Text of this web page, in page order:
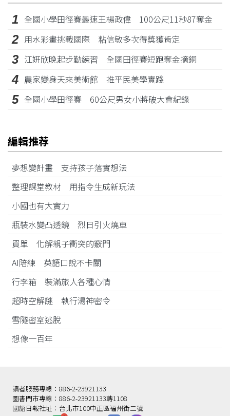
1 全國小學田徑賽最速王楊政偉 100公尺11秒87奪金
2 用水彩畫挑戰國際 粘信敏多次得獎獲肯定
3 江姸欣晚起步勤練習 全國田徑賽短跑奪金摘銅
4 農家變身天來美術館 推平民美學實踐
5 全國小學田徑賽 60公尺男女小將破大會紀錄
編輯推荐
夢想變計畫 支持孩子落實想法
整理課堂教材 用指令生成新玩法
小國也有大實力
瓶裝水變凸透鏡 烈日引火燒車
買單 化解親子衝突的竅門
AI陪練 英語口說不卡關
行李箱 裝滿旅人各種心情
超時空解謎 執行湯神密令
雪隧密室逃脫
想像一百年
讀者服務專線：886-2-23921133
圖書門市專線：886-2-23921133轉1108
國語日報社址：台北市100中正區福州街二號